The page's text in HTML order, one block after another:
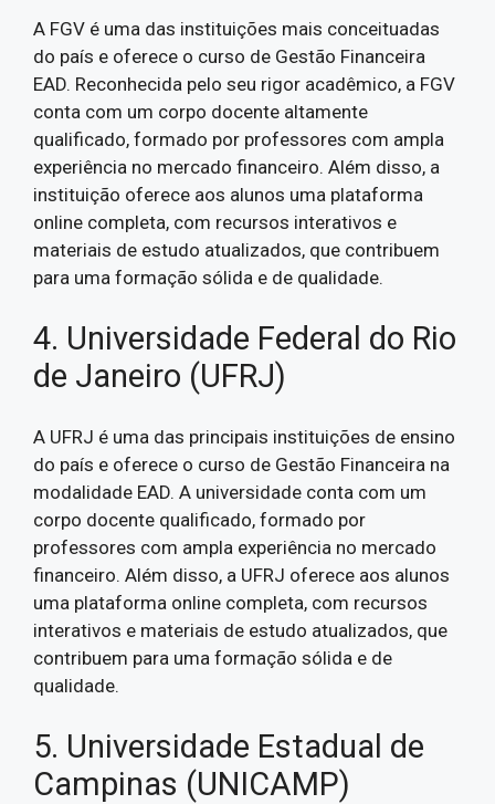
A FGV é uma das instituições mais conceituadas
do país e oferece o curso de Gestão Financeira
EAD. Reconhecida pelo seu rigor acadêmico, a FGV
conta com um corpo docente altamente
qualificado, formado por professores com ampla
experiência no mercado financeiro. Além disso, a
instituição oferece aos alunos uma plataforma
online completa, com recursos interativos e
materiais de estudo atualizados, que contribuem
para uma formação sólida e de qualidade.
4. Universidade Federal do Rio
de Janeiro (UFRJ)
A UFRJ é uma das principais instituições de ensino
do país e oferece o curso de Gestão Financeira na
modalidade EAD. A universidade conta com um
corpo docente qualificado, formado por
professores com ampla experiência no mercado
financeiro. Além disso, a UFRJ oferece aos alunos
uma plataforma online completa, com recursos
interativos e materiais de estudo atualizados, que
contribuem para uma formação sólida e de
qualidade.
5. Universidade Estadual de
Campinas (UNICAMP)